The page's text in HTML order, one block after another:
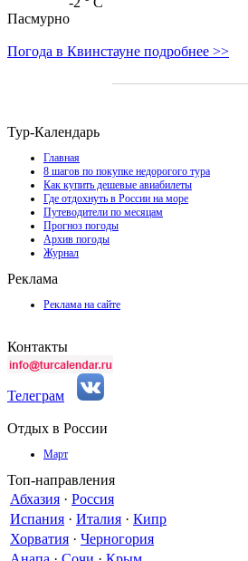
Пасмурно
Погода в Квинстауне подробнее >>
Тур-Календарь
Главная
8 шагов по покупке недорогого тура
Как купить дешевые авиабилеты
Где отдохнуть в России на море
Путеводители по месяцам
Прогноз погоды
Архив погоды
Журнал
Реклама
Реклама на сайте
Контакты
Телеграм
Отдых в России
Март
Топ-направления
Абхазия · Россия
Испания · Италия · Кипр
Хорватия · Черногория